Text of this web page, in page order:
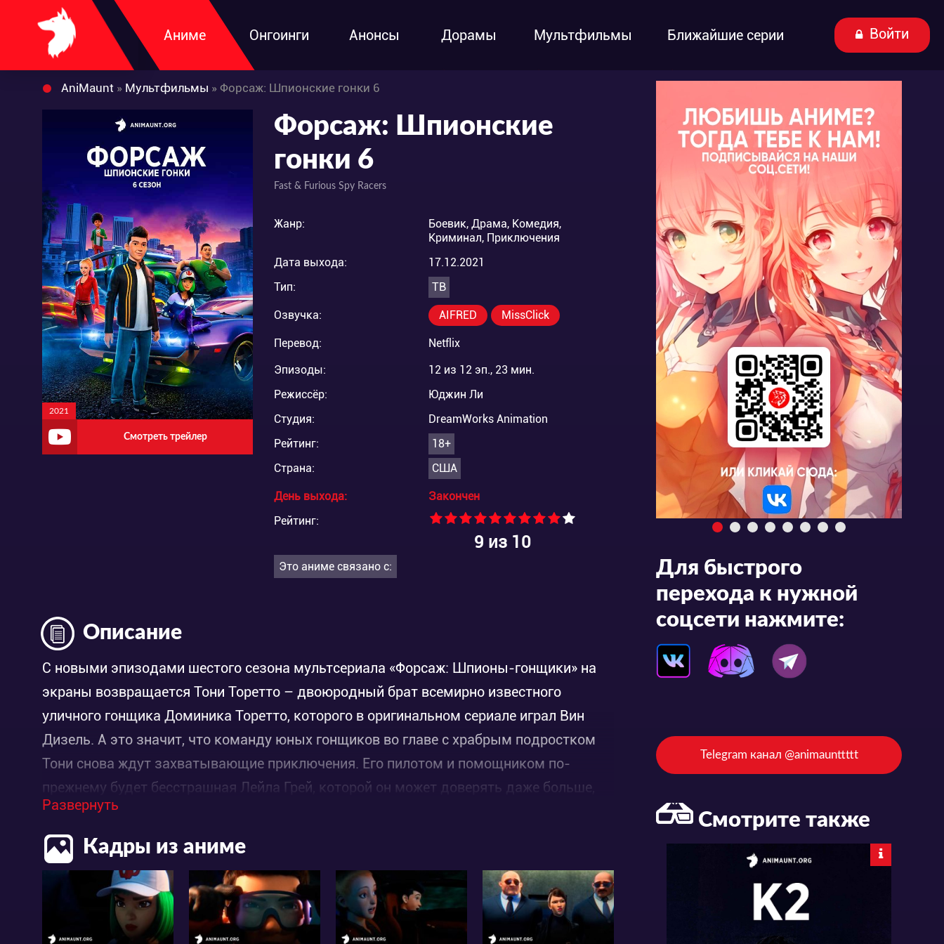
Аниме Онгоинги Анонсы Дорамы Мультфильмы Ближайшие серии Войти
AniMaunt » Мультфильмы » Форсаж: Шпионские гонки 6
2021
Смотреть трейлер
Форсаж: Шпионские
гонки 6
Fast & Furious Spy Racers
Жанр:
Боевик, Драма, Комедия,
Криминал, Приключения
Дата выхода:
17.12.2021
Тип:
ТВ
Озвучка: AIFRED MissClick
Перевод:
Netflix
Эпизоды:
12 из 12 эп., 23 мин.
Режиссёр:
Юджин Ли
Студия:
DreamWorks Animation
Рейтинг:
18+
Страна:
США
День выхода:
Закончен
Рейтинг:
9 из 10
Это аниме связано с:
Описание
С новыми эпизодами шестого сезона мультсериала «Форсаж: Шпионы-гонщики» на
экраны возвращается Тони Торетто – двоюродный брат всемирно известного
уличного гонщика Доминика Торетто, которого в оригинальном сериале играл Вин
Дизель. А это значит, что команду юных гонщиков во главе с храбрым подростком
Тони снова ждут захватывающие приключения. Его пилотом и помощником по-
прежнему будет бесстрашная Лейла Грей, которой он может доверять даже больше,
чем самому себе. Технический гений Фрости Бенсон, всегда любящий подшучивать
над другими, также будет частью команды Тони. Кроме них, ещё есть механик Циско
и талантливый водитель Маргарет Эхо Пёрл, которая любит скорость и для которой
не существует каких-либо авторитетов.
Изначально правительственное агентство наняло эту команду Тони Торетто с целью,
Развернуть
Кадры из аниме
Для быстрого
перехода к нужной
соцсети нажмите:
Telegram канал @animaunttttt
Смотрите также